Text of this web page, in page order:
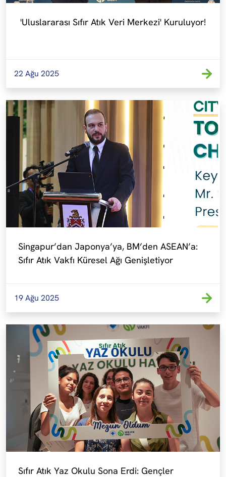
'Uluslararası Sıfır Atık Veri Merkezi' Kuruluyor!
22 Ağu 2025
Singapur’dan Japonya’ya, BM’den ASEAN’a:
Sıfır Atık Vakfı Küresel Ağı Genişletiyor
19 Ağu 2025
Sıfır Atık Yaz Okulu Sona Erdi: Gençler